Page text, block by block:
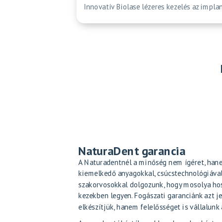
Innovatív Biolase lézeres kezelés az
NaturaDent garancia
A Naturadentnél a minőség nem ígéret,
kiemelkedő anyagokkal,
szakorvosokkal dolgozunk, hogy mosolya
kezekben legyen. Fogászati garanciánk azt
elkészítjük, hanem felelősséget is vállalunk